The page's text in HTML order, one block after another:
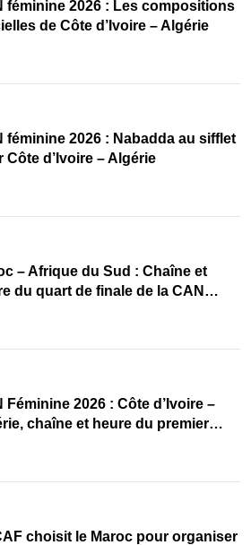
féminine 2026 : Les compositions
de Côte d’Ivoire – Algérie
féminine 2026 : Nabadda au sifflet
Côte d’Ivoire – Algérie
– Afrique du Sud : Chaîne et
du quart de finale de la CAN
Féminine 2026 : Côte d’Ivoire –
chaîne et heure du premier
choisit le Maroc pour organiser